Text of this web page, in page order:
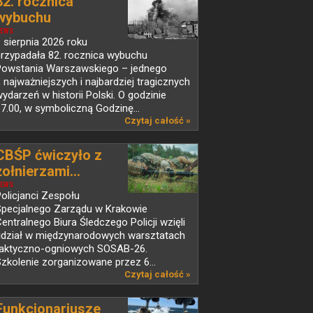
sierpnia 2026 roku
82. rocznica wybuchu
Warszawskiego – jednego
najważniejszych i najbardziej tragicznych
w historii Polski. O godzinie
w symboliczną Godzinę...
Czytaj całość »
ćwiczyło z
Zespołu
Zarządu w Krakowie
Biura Śledczego Policji wzięli
w międzynarodowych warsztatach
ogniowych SOSAB-26.
zorganizowane przez 6...
Czytaj całość »